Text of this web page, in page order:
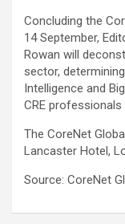
Concluding the
14 September,
Rowan will
sector,
Intelligence and
CRE
The CoreNet
Lancaster Hotel,
Source: CoreNet